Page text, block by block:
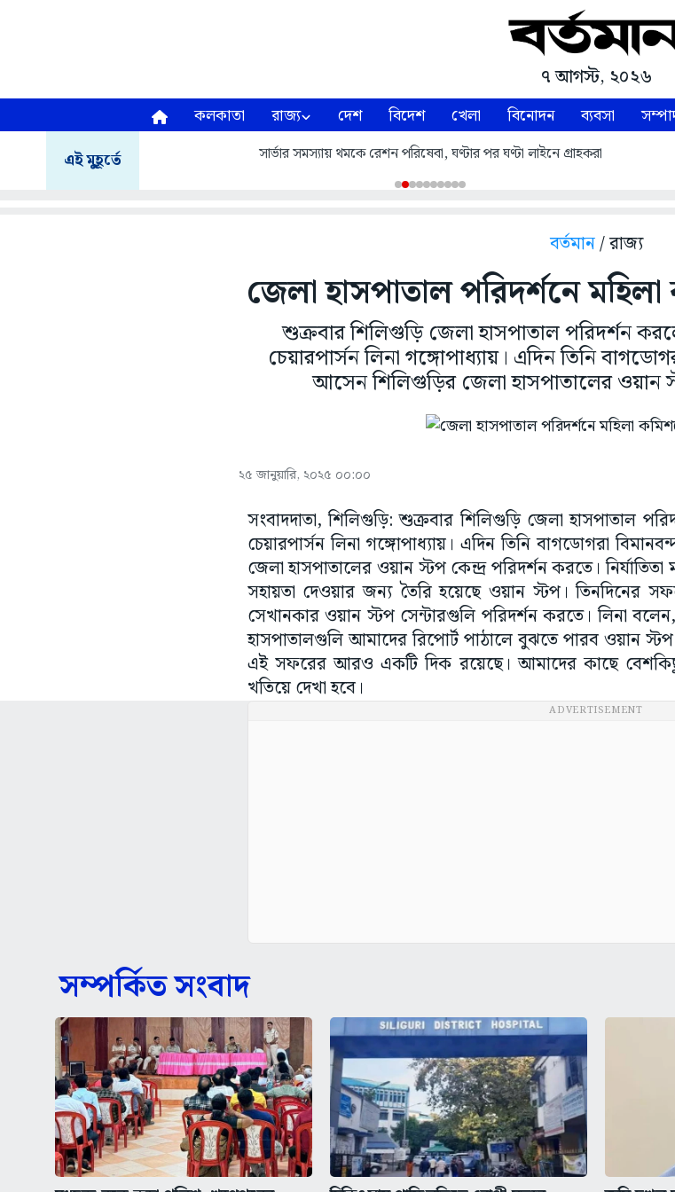
৭ আগস্ট, ২০২৬
কলকাতা রাজ্য দেশ বিদেশ খেলা বিনোদন ব্যবসা
এই মুহূর্তে সার্ভার সমস্যায় থমকে রেশন পরিষেবা, ঘণ্টার পর ঘণ্টা লাইনে গ্রাহকরা
বর্তমান/ রাজ্য
জেলা হাসপাতাল পরিদর্শনে
শুক্রবার শিলিগুড়ি জেলা হাসপাতাল পরিদর্শন
চেয়ারপার্সন লিনা গঙ্গোপাধ্যায়। এদিন তিনি
আসেন শিলিগুড়ির জেলা হাসপাতালের ওয়ান
২৫ জানুয়ারি, ২০২৫ ০০:০০
সংবাদদাতা, শিলিগুড়ি: শুক্রবার শিলিগুড়ি জেলা হাসপাতাল
চেয়ারপার্সন লিনা গঙ্গোপাধ্যায়। এদিন তিনি বাগডোগরা
জেলা হাসপাতালের ওয়ান স্টপ কেন্দ্র পরিদর্শন করতে।
সহায়তা দেওয়ার জন্য তৈরি হয়েছে ওয়ান স্টপ। তিনদিনের
সেখানকার ওয়ান স্টপ সেন্টারগুলি পরিদর্শন করতে। লিনা
হাসপাতালগুলি আমাদের রিপোর্ট পাঠালে বুঝতে পারব ওয়ান স্টপ
এই সফরের আরও একটি দিক রয়েছে। আমাদের কাছে
খতিয়ে দেখা হবে।
ADVERTISEMENT
সম্পর্কিত সংবাদ